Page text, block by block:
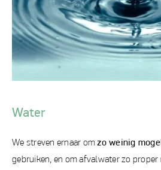
Water
We streven ernaar omzo weinig
gebruiken, en om afvalwater zo